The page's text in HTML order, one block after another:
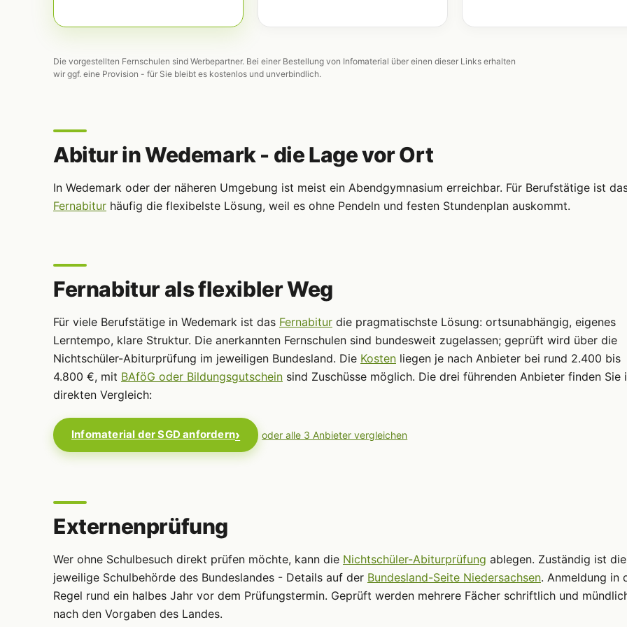
Die vorgestellten Fernschulen sind Werbepartner. Bei einer Bestellung von Infomaterial über einen dieser Links erhalten
wir ggf. eine Provision - für Sie bleibt es kostenlos und unverbindlich.
Abitur in Wedemark - die Lage vor Ort
In Wedemark oder der näheren Umgebung ist meist ein Abendgymnasium erreichbar. Für Berufstätige ist
Fernabitur häufig die flexibelste Lösung, weil es ohne Pendeln und festen Stundenplan auskommt.
Fernabitur als flexibler Weg
Für viele Berufstätige in Wedemark ist das Fernabitur die pragmatischste Lösung: ortsunabhängig, eigenes
Lerntempo, klare Struktur. Die anerkannten Fernschulen sind bundesweit zugelassen; geprüft wird über die
Nichtschüler-Abiturprüfung im jeweiligen Bundesland. Die Kosten liegen je nach Anbieter bei rund 2.400 bis
4.800 €, mit BAföG oder Bildungsgutschein sind Zuschüsse möglich. Die drei führenden Anbieter finden Sie
direkten Vergleich:
Infomaterial der SGD anfordern oder alle 3 Anbieter vergleichen
Externenprüfung
Wer ohne Schulbesuch direkt prüfen möchte, kann die Nichtschüler-Abiturprüfung ablegen. Zuständig ist die
jeweilige Schulbehörde des Bundeslandes - Details auf der Bundesland-Seite Niedersachsen. Anmeldung in
Regel rund ein halbes Jahr vor dem Prüfungstermin. Geprüft werden mehrere Fächer schriftlich und
nach den Vorgaben des Landes.